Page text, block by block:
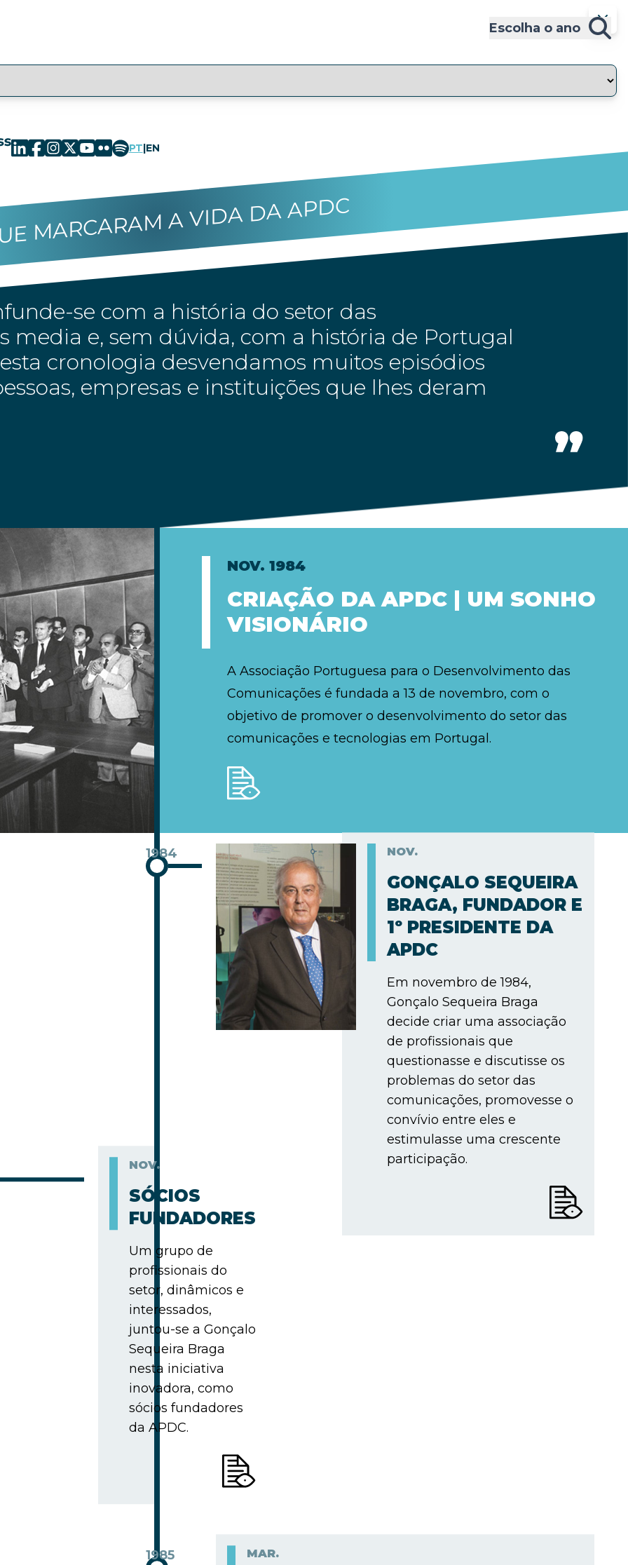
Escolha o ano
PT|EN
MARCARAM A VIDA DA APDC
se com a história do setor das
media e, sem dúvida, com a história de Portugal
cronologia desvendamos muitos episódios
empresas e instituições que lhes deram
NOV. 1984
CRIAÇÃO DA APDC | UM SONHO
VISIONÁRIO
A Associação Portuguesa para o Desenvolvimento das
Comunicações é fundada a 13 de novembro, com o
objetivo de promover o desenvolvimento do setor das
comunicações e tecnologias em Portugal.
1984 NOV.
GONÇALO SEQUEIRA
BRAGA, FUNDADOR E
1º PRESIDENTE DA
APDC
Em novembro de 1984,
Gonçalo Sequeira Braga
decide criar uma associação
de profissionais que
questionasse e discutisse os
problemas do setor das
comunicações, promovesse o
convívio entre eles e
estimulasse uma crescente
participação.
NOV.
SÓCIOS
FUNDADORES
Um grupo de
profissionais do
setor, dinâmicos e
interessados,
juntou-se a Gonçalo
Sequeira Braga
nesta iniciativa
inovadora, como
sócios fundadores
da APDC.
1985 MAR.